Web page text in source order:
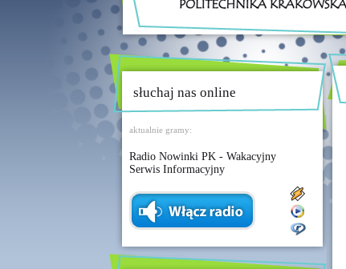
słuchaj nas online
aktualnie gramy:
Radio Nowinki PK - Wakacyjny
Serwis Informacyjny